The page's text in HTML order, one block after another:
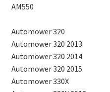
AM550
Automower 320
Automower 320 2013
Automower 320 2014
Automower 320 2015
Automower 330X